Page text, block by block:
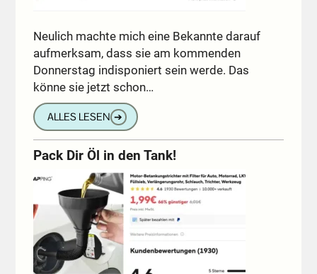
Neulich machte mich eine Bekannte darauf
aufmerksam, dass sie am kommenden
Donnerstag indisponiert sein werde. Das
könne sie jetzt schon…
ALLES LESEN ➔
Pack Dir Öl in den Tank!